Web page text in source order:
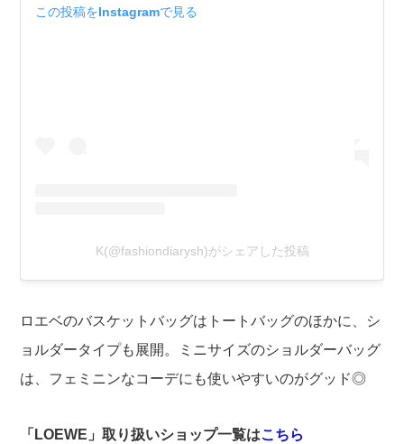
この投稿をInstagramで見る
K(@fashiondiarysh)がシェアした投稿
ロエベのバスケットバッグはトートバッグのほかに、シ
ョルダータイプも展開。ミニサイズのショルダーバッグ
は、フェミニンなコーデにも使いやすいのがグッド◎
「LOEWE」取り扱いショップ一覧はこちら